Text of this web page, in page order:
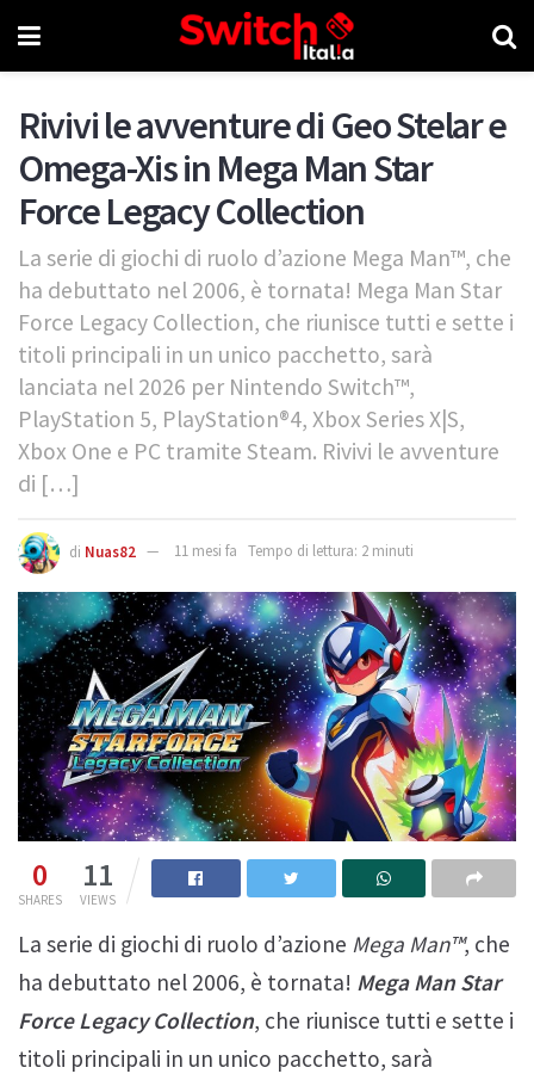
Rivivi le avventure di Geo Stelar e
Omega-Xis in Mega Man Star
Force Legacy Collection
La serie di giochi di ruolo d’azione Mega Man™, che
ha debuttato nel 2006, è tornata! Mega Man Star
Force Legacy Collection, che riunisce tutti e sette i
titoli principali in un unico pacchetto, sarà
lanciata nel 2026 per Nintendo Switch™,
PlayStation 5, PlayStation®4, Xbox Series X|S,
Xbox One e PC tramite Steam. Rivivi le avventure
di […]
di Nuas82 11 mesi fa Tempo di lettura: 2 minuti
0
SHARES
11
VIEWS
La serie di giochi di ruolo d’azione Mega Man™, che
ha debuttato nel 2006, è tornata! Mega Man Star
Force Legacy Collection, che riunisce tutti e sette i
titoli principali in un unico pacchetto, sarà